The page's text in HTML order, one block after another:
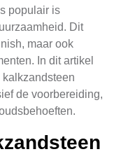
populair is
Dit
maar ook
In dit artikel
de voorbereiding,